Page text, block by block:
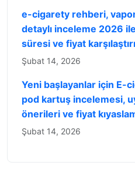
e-cigarety rehberi,
detaylı inceleme 2026
süresi ve fiyat
Şubat 14, 2026
Yeni başlayanlar için E-
pod kartuş incelemesi,
önerileri ve fiyat
Şubat 14, 2026